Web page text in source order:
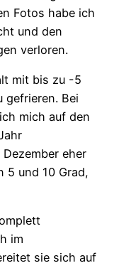
Fotos habe ich
und den
verloren.
mit bis zu -5
gefrieren. Bei
mich auf den
eher
5 und 10 Grad,
im
sie sich auf